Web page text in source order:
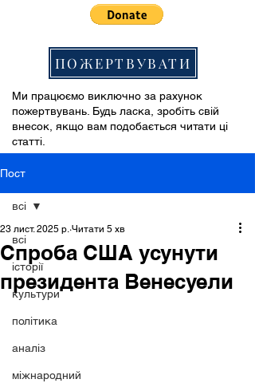
ПОЖЕРТВУВАТИ
Ми працюємо виключно за рахунок
пожертвувань. Будь ласка, зробіть свій
внесок, якщо вам подобається читати ці
статті.
Пост
всі
історії
культури
політика
аналіз
міжнародний
всі
Спроба США усунути
президента Венесуели
23 лист. 2025 р. Читати 5 хв